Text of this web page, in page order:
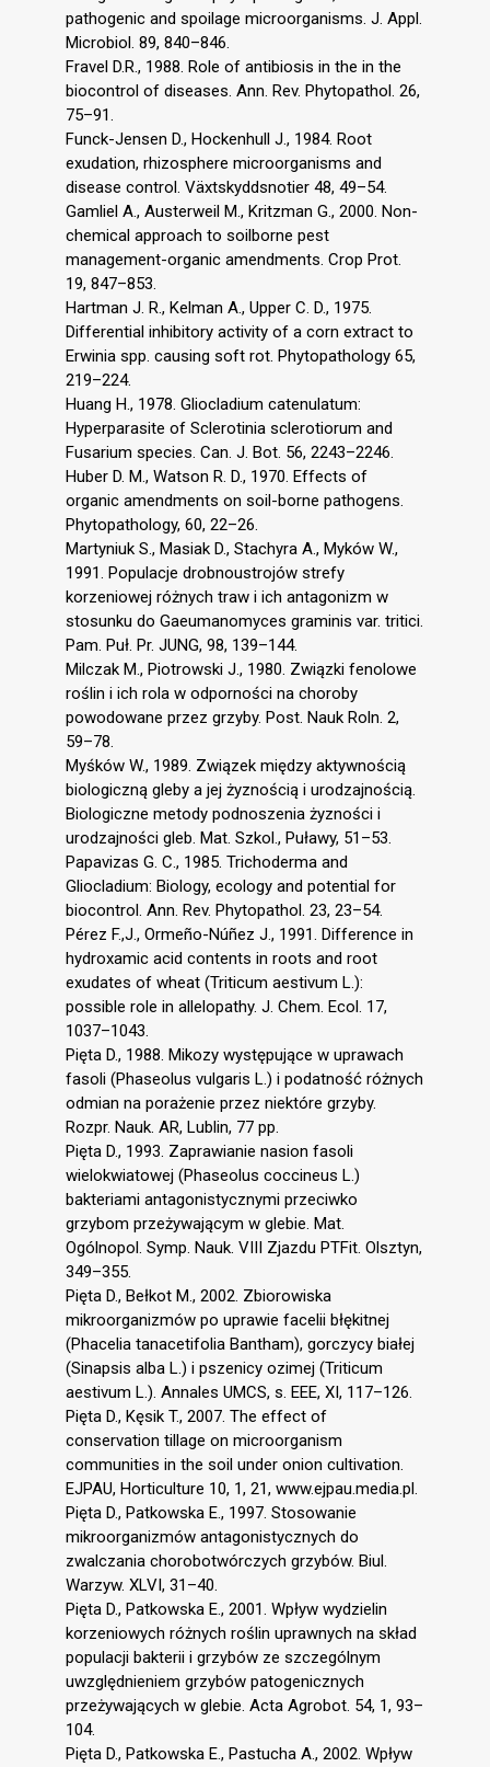
pathogenic and spoilage microorganisms. J. Appl.
Microbiol. 89, 840–846.
Fravel D.R., 1988. Role of antibiosis in the in the
biocontrol of diseases. Ann. Rev. Phytopathol. 26,
75–91.
Funck-Jensen D., Hockenhull J., 1984. Root
exudation, rhizosphere microorganisms and
disease control. Växtskyddsnotier 48, 49–54.
Gamliel A., Austerweil M., Kritzman G., 2000. Non-
chemical approach to soilborne pest
management-organic amendments. Crop Prot.
19, 847–853.
Hartman J. R., Kelman A., Upper C. D., 1975.
Differential inhibitory activity of a corn extract to
Erwinia spp. causing soft rot. Phytopathology 65,
219–224.
Huang H., 1978. Gliocladium catenulatum:
Hyperparasite of Sclerotinia sclerotiorum and
Fusarium species. Can. J. Bot. 56, 2243–2246.
Huber D. M., Watson R. D., 1970. Effects of
organic amendments on soil-borne pathogens.
Phytopathology, 60, 22–26.
Martyniuk S., Masiak D., Stachyra A., Myków W.,
1991. Populacje drobnoustrojów strefy
korzeniowej różnych traw i ich antagonizm w
stosunku do Gaeumanomyces graminis var. tritici.
Pam. Puł. Pr. JUNG, 98, 139–144.
Milczak M., Piotrowski J., 1980. Związki fenolowe
roślin i ich rola w odporności na choroby
powodowane przez grzyby. Post. Nauk Roln. 2,
59–78.
Myśków W., 1989. Związek między aktywnością
biologiczną gleby a jej żyznością i urodzajnością.
Biologiczne metody podnoszenia żyzności i
urodzajności gleb. Mat. Szkol., Puławy, 51–53.
Papavizas G. C., 1985. Trichoderma and
Gliocladium: Biology, ecology and potential for
biocontrol. Ann. Rev. Phytopathol. 23, 23–54.
Pérez F.,J., Ormeño-Núñez J., 1991. Difference in
hydroxamic acid contents in roots and root
exudates of wheat (Triticum aestivum L.):
possible role in allelopathy. J. Chem. Ecol. 17,
1037–1043.
Pięta D., 1988. Mikozy występujące w uprawach
fasoli (Phaseolus vulgaris L.) i podatność różnych
odmian na porażenie przez niektóre grzyby.
Rozpr. Nauk. AR, Lublin, 77 pp.
Pięta D., 1993. Zaprawianie nasion fasoli
wielokwiatowej (Phaseolus coccineus L.)
bakteriami antagonistycznymi przeciwko
grzybom przeżywającym w glebie. Mat.
Ogólnopol. Symp. Nauk. VIII Zjazdu PTFit. Olsztyn,
349–355.
Pięta D., Bełkot M., 2002. Zbiorowiska
mikroorganizmów po uprawie facelii błękitnej
(Phacelia tanacetifolia Bantham), gorczycy białej
(Sinapsis alba L.) i pszenicy ozimej (Triticum
aestivum L.). Annales UMCS, s. EEE, XI, 117–126.
Pięta D., Kęsik T., 2007. The effect of
conservation tillage on microorganism
communities in the soil under onion cultivation.
EJPAU, Horticulture 10, 1, 21, www.ejpau.media.pl.
Pięta D., Patkowska E., 1997. Stosowanie
mikroorganizmów antagonistycznych do
zwalczania chorobotwórczych grzybów. Biul.
Warzyw. XLVI, 31–40.
Pięta D., Patkowska E., 2001. Wpływ wydzielin
korzeniowych różnych roślin uprawnych na skład
populacji bakterii i grzybów ze szczególnym
uwzględnieniem grzybów patogenicznych
przeżywających w glebie. Acta Agrobot. 54, 1, 93–
104.
Pięta D., Patkowska E., Pastucha A., 2002. Wpływ